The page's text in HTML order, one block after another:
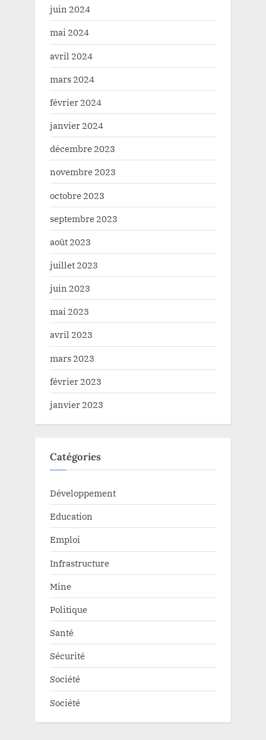
juin 2024
mai 2024
avril 2024
mars 2024
février 2024
janvier 2024
décembre 2023
novembre 2023
octobre 2023
septembre 2023
août 2023
juillet 2023
juin 2023
mai 2023
avril 2023
mars 2023
février 2023
janvier 2023
Catégories
Développement
Education
Emploi
Infrastructure
Mine
Politique
Santé
Sécurité
Société
Société